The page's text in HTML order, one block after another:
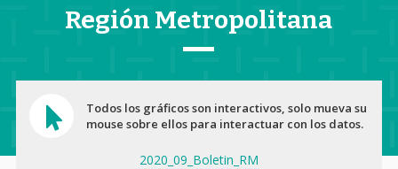
Región Metropolitana
Todos los gráficos son interactivos, solo mueva su
mouse sobre ellos para interactuar con los datos.
2020_09_Boletin_RM